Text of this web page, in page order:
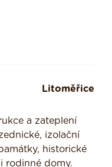
Litoměřice
a zateplení
izolační
historické
rodinné domy.